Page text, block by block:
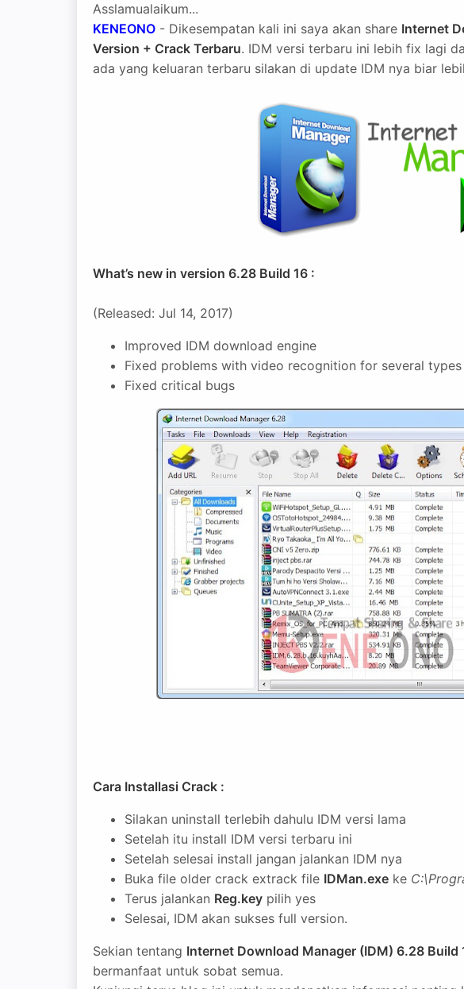
Asslamualaikum...
KENEONO - Dikesempatan kali ini saya akan share Internet
Version + Crack Terbaru. IDM versi terbaru ini lebih fix lagi
ada yang keluaran terbaru silakan di update IDM nya biar
What’s new in version 6.28 Build 16 :
(Released: Jul 14, 2017)
Improved IDM download engine
Fixed problems with video recognition for several
Fixed critical bugs
Cara Installasi Crack :
Silakan uninstall terlebih dahulu IDM versi lama
Setelah itu install IDM versi terbaru ini
Setelah selesai install jangan jalankan IDM nya
Buka file older crack extrack file IDMan.exe ke
Terus jalankan Reg.key pilih yes
Selesai, IDM akan sukses full version.
Sekian tentang Internet Download Manager (IDM) 6.28 Build
bermanfaat untuk sobat semua.